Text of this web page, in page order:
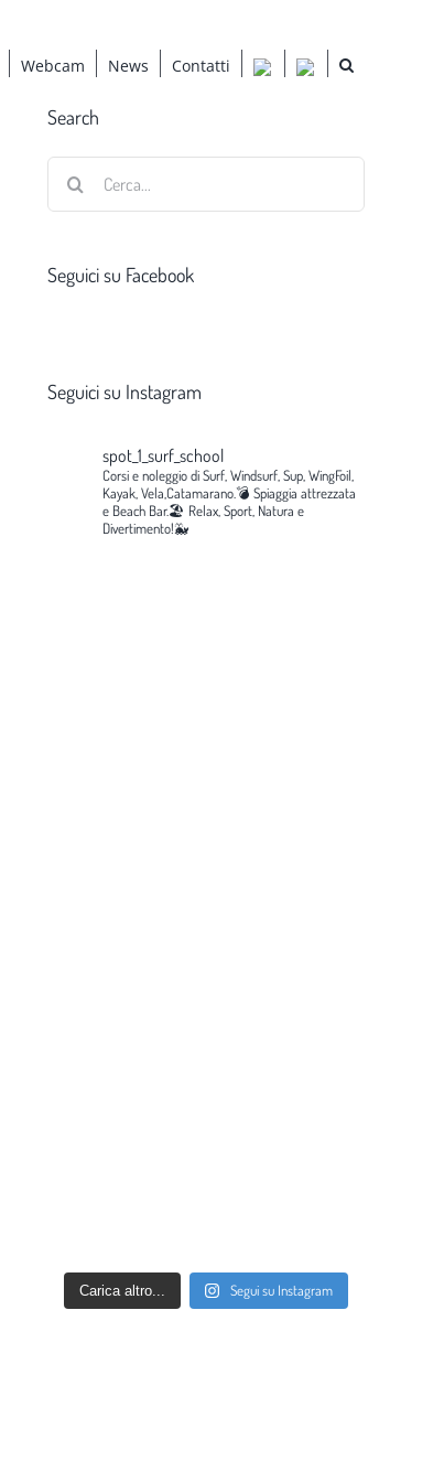
Webcam News Contatti
Search
Seguici su Facebook
Seguici su Instagram
spot_1_surf_school
Corsi e noleggio di Surf, Windsurf, Sup, WingFoil,
Kayak, Vela,Catamarano.💣 Spiaggia attrezzata
e Beach Bar.🏖️ Relax, Sport, Natura e
Divertimento!🐳
Carica altro... Segui su Instagram